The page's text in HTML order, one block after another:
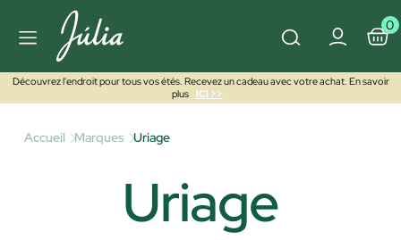
0
Découvrez l'endroit pour tous vos étés. Recevez un cadeau avec votre achat. En savoir
plus
ICI >>
Accueil Marques Uriage
Uriage